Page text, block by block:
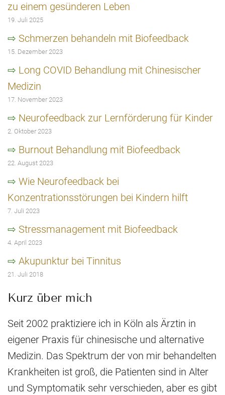
zu einem gesünderen Leben
19. Juli 2025
Schmerzen behandeln mit Biofeedback
15. Dezember 2023
Long COVID Behandlung mit Chinesischer
Medizin
17. November 2023
Neurofeedback zur Lernförderung für Kinder
2. Oktober 2023
Burnout Behandlung mit Biofeedback
22. August 2023
Wie Neurofeedback bei
Konzentrationsstörungen bei Kindern hilft
7. Juli 2023
Stressmanagement mit Biofeedback
4. April 2023
Akupunktur bei Tinnitus
21. Juli 2018
Kurz über mich
Seit 2002 praktiziere ich in Köln als Ärztin in
eigener Praxis für chinesische und alternative
Medizin. Das Spektrum der von mir behandelten
Krankheiten ist groß, die Patienten sind in Alter
und Symptomatik sehr verschieden, aber es gibt